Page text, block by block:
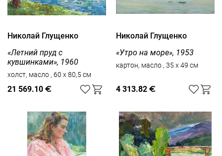
Николай Глущенко
«Летний пруд с
кувшинками», 1960
холст, масло , 60 x 80,5 см
21 569.10 €
Николай Глущенко
«Утро на море», 1953
картон, масло , 35 x 49 см
4 313.82 €